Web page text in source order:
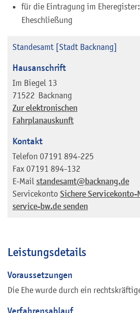
für die Eintragung im
Eheschließung
Standesamt [Stadt Backnang]
Hausanschrift
Im Biegel 13
71522 Backnang
Zur elektronischen
Fahrplanauskunft
Kontakt
Telefon 07191 894-225
Fax 07191 894-132
E-Mail standesamt@backnang.de
Servicekonto Sichere
service-bw.de senden
Leistungsdetails
Voraussetzungen
Die Ehe wurde durch ein
Verfahrensablauf